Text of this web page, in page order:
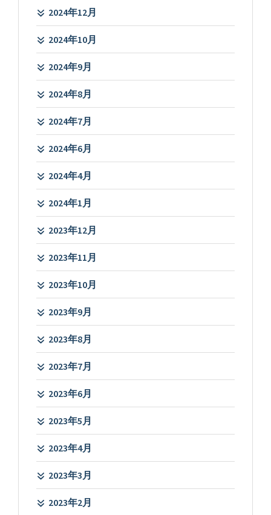
2024年12月
2024年10月
2024年9月
2024年8月
2024年7月
2024年6月
2024年4月
2024年1月
2023年12月
2023年11月
2023年10月
2023年9月
2023年8月
2023年7月
2023年6月
2023年5月
2023年4月
2023年3月
2023年2月